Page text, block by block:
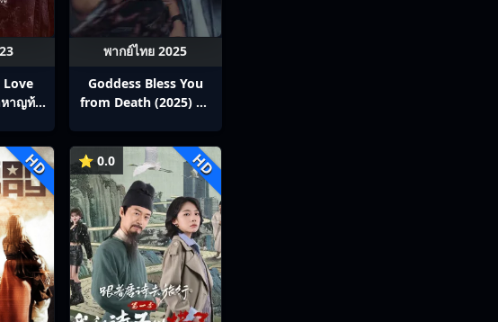
Love
หาญท้า
พากย์ไทย 2025
Goddess Bless You
from Death (2025) สิง
HD ⭐ 0.0 HD